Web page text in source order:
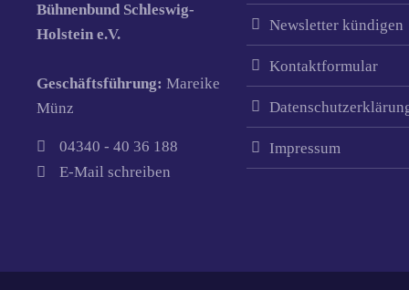
Bühnenbund Schleswig-
Holstein e.V.
Geschäftsführung:Mareike
Münz
04340 - 40 36 188
E-Mail schreiben
Newsletter kündigen
Kontaktformular
Impressum